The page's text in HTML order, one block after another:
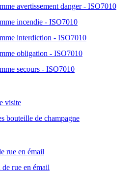
avertissement danger - ISO7010
incendie - ISO7010
interdiction - ISO7010
obligation - ISO7010
secours - ISO7010
visite
bouteille de champagne
rue en émail
de rue en émail